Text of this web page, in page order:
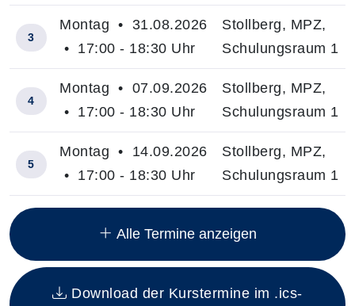
Insgesamt gibt es 15 Termine zum diesen Kurs
3
Montag • 31.08.2026
• 17:00 - 18:30 Uhr
Stollberg, MPZ,
Schulungsraum 1
4
Montag • 07.09.2026
• 17:00 - 18:30 Uhr
Stollberg, MPZ,
Schulungsraum 1
5
Montag • 14.09.2026
• 17:00 - 18:30 Uhr
Stollberg, MPZ,
Schulungsraum 1
Alle Termine anzeigen
Download der Kurstermine im .ics-